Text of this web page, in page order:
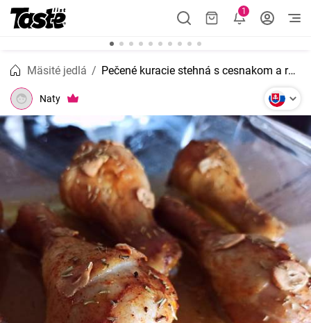
1
Mäsité jedlá Pečené kuracie stehná s cesnakom a rozmarínom
Naty